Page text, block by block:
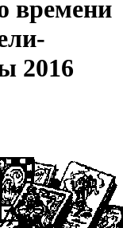
времени
2016